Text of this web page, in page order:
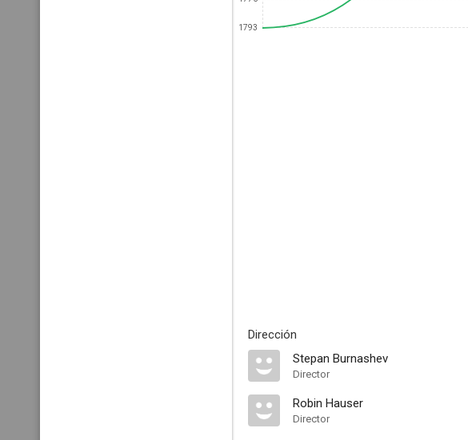
1793
Dirección
Stepan Burnashev
Director
Robin Hauser
Director